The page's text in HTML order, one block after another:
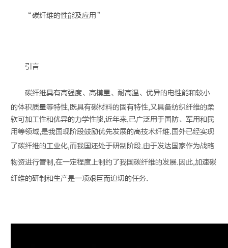
“碳纤维的性能及应用”
引言
碳纤维具有高强度、高模量、耐高温、优异的电性能和较小
的体积质量等特性,既具有碳材料的固有特性,又具备纺织纤维的柔
软可加工性和优异的力学性能,近年来,已广泛用于国防、军用和民
用等领域,是我国现阶段鼓励优先发展的高技术纤维.国外已经实现
了碳纤维的工业化,而我国还处于研制阶段.由于发达国家作为战略
物资进行管制,在一定程度上制约了我国碳纤维的发展.因此,加速碳
纤维的研制和生产是一项艰巨而迫切的任务.